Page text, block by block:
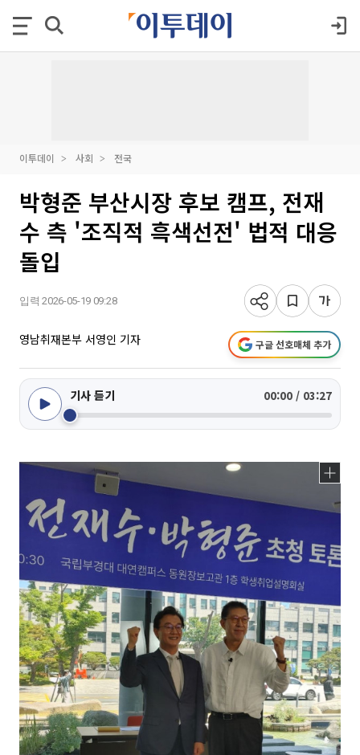
이투데이 사회 전국
박형준 부산시장 후보 캠프, 전재
수 측 '조직적 흑색선전' 법적 대응
돌입
입력 2026-05-19 09:28
영남취재본부 서영인 기자 구글 선호매체 추가
기사 듣기 00:00 / 03:27